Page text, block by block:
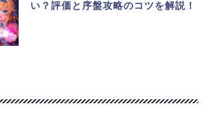
い？評価と序盤攻略のコツを解説！